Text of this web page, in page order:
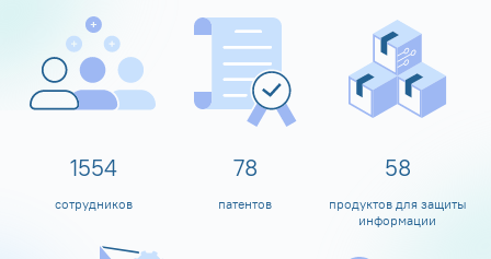
1600
сотрудников
80
патентов
60
продуктов для защиты
информации